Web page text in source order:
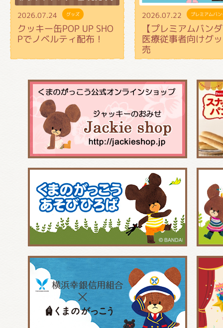
2026.07.24 グッズ
クッキー缶POP UP SHO
Pでノベルティ配布！
2026.07.22 プレミアムバ
【プレミアムバン
医療従事者向けグ
売